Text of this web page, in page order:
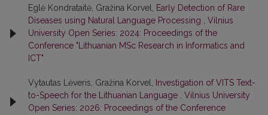
Eglė Kondrataitė, Gražina Korvel,
Early Detection of Rare
Diseases using Natural Language Processing
Vilnius
University Open Series: 2024: Proceedings of the
Conference "Lithuanian MSc Research in Informatics and
ICT"
Vytautas Lėveris, Gražina Korvel,
Investigation of VITS Text-
to-Speech for the Lithuanian Language
Vilnius University
Open Series: 2026: Proceedings of the Conference